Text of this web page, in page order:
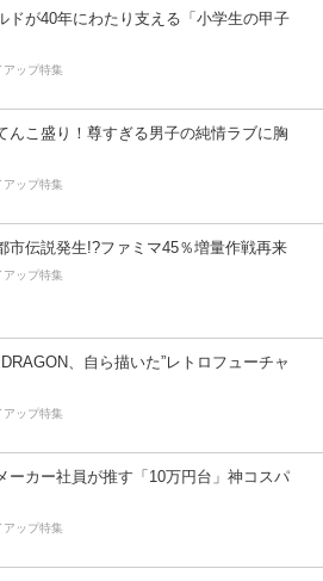
ドが40年にわたり支える「小学生の甲子
アップ特集
んこ盛り！尊すぎる男子の純情ラブに胸
アップ特集
市伝説発生!?ファミマ45％増量作戦再来
アップ特集
、自ら描いた”レトロフューチャ
アップ特集
ーカー社員が推す「10万円台」神コスパ
アップ特集